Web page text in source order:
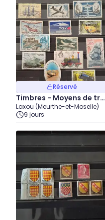
Réservé
Timbres - Moyens de tra
nsports (2) - 28 juillet
Laxou (Meurthe-et-Moselle)
9 jours